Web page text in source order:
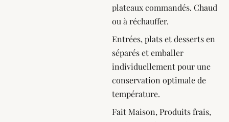
plateaux commandés. Chaud
ou à réchauffer.
Entrées, plats et desserts en
séparés et emballer
individuellement pour une
conservation optimale de
température.
Fait Maison, Produits frais,